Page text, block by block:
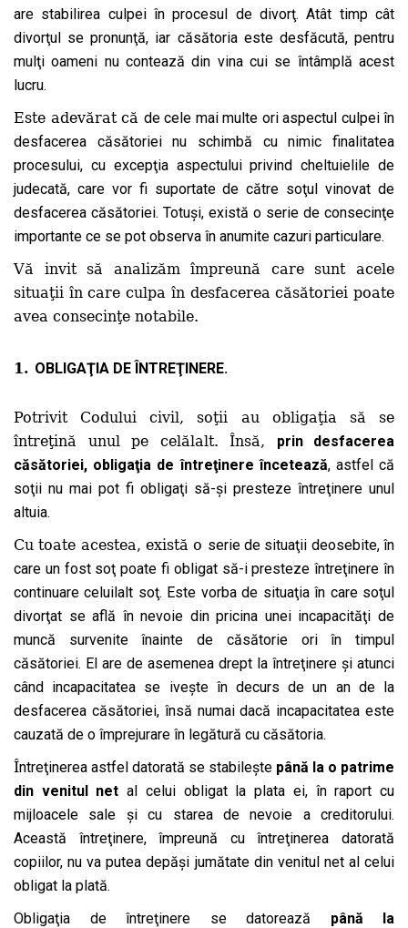
are stabilirea culpei în procesul de divorţ. Atât timp cât
divorţul se pronunţă, iar căsătoria este desfăcută, pentru
mulţi oameni nu contează din vina cui se întâmplă acest
lucru.
Este adevărat că de cele mai multe ori aspectul culpei în
desfacerea căsătoriei nu schimbă cu nimic finalitatea
procesului, cu excepţia aspectului privind cheltuielile de
judecată, care vor fi suportate de către soţul vinovat de
desfacerea căsătoriei. Totuşi, există o serie de consecinţe
importante ce se pot observa în anumite cazuri particulare.
Vă invit să analizăm împreună care sunt acele
situaţii în care culpa în desfacerea căsătoriei poate
avea consecinţe notabile.
1. OBLIGAŢIA DE ÎNTREŢINERE.
Potrivit Codului civil, soţii au obligaţia să se
întreţină unul pe celălalt. Însă, prin desfacerea
căsătoriei, obligaţia de întreţinere încetează, astfel că
soţii nu mai pot fi obligaţi să-şi presteze întreţinere unul
altuia.
Cu toate acestea, există o serie de situaţii deosebite, în
care un fost soţ poate fi obligat să-i presteze întreţinere în
continuare celuilalt soţ. Este vorba de situaţia în care soţul
divorţat se află în nevoie din pricina unei incapacităţi de
muncă survenite înainte de căsătorie ori în timpul
căsătoriei. El are de asemenea drept la întreţinere şi atunci
când incapacitatea se iveşte în decurs de un an de la
desfacerea căsătoriei, însă numai dacă incapacitatea este
cauzată de o împrejurare în legătură cu căsătoria.
Întreţinerea astfel datorată se stabileşte până la o patrime
din venitul net al celui obligat la plata ei, în raport cu
mijloacele sale şi cu starea de nevoie a creditorului.
Această întreţinere, împreună cu întreţinerea datorată
copiilor, nu va putea depăşi jumătate din venitul net al celui
obligat la plată.
Obligaţia de întreţinere se datorează până la